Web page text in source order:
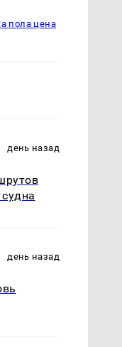
пола цена
день назад
день назад